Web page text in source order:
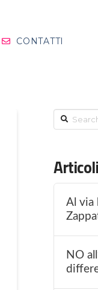
CONTATTI
Search
Al via
NO